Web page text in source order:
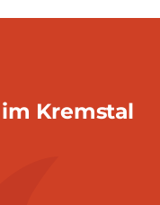
Kremstal